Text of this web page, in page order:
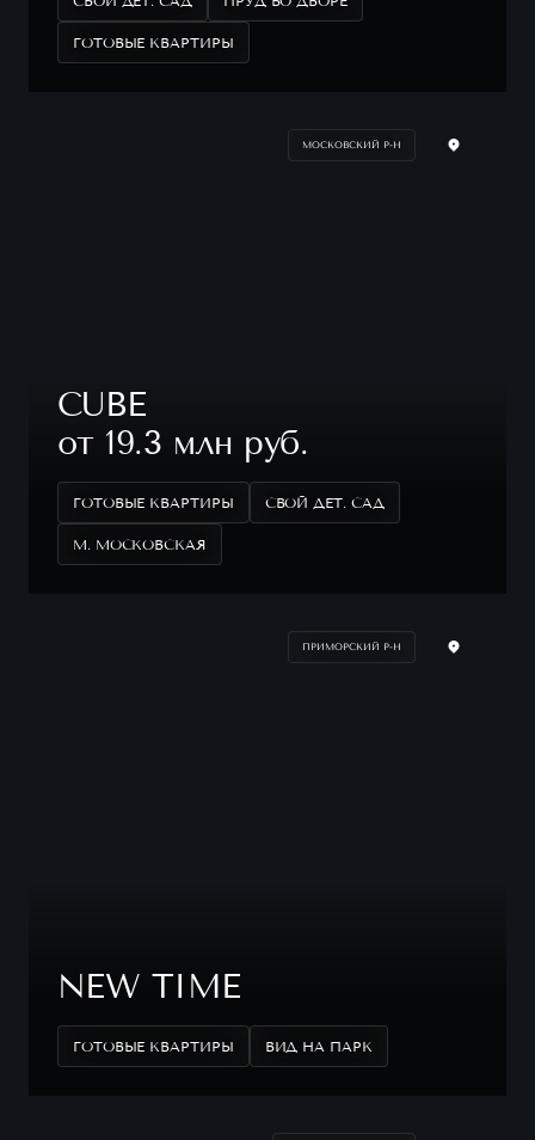
ГОТОВЫЕ КВАРТИРЫ
МОСКОВСКИЙ Р-Н
CUBE
от 19.3 млн руб.
ГОТОВЫЕ КВАРТИРЫ СВОЙ ДЕТ. САД
М. МОСКОВСКАЯ
ПРИМОРСКИЙ Р-Н
NEW TIME
ГОТОВЫЕ КВАРТИРЫ ВИД НА ПАРК